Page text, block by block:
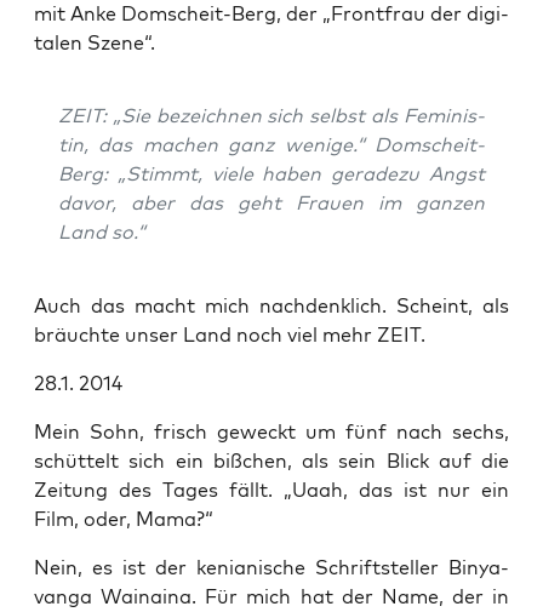
mit Anke Dom­scheit-Berg, der „Front­frau der digi­
ta­len Szene“.
ZEIT: „Sie bezeich­nen sich selbst als Femi­nis­
tin, das machen ganz weni­ge.“ Dom­scheit-
Berg: „Stimmt, vie­le haben gera­de­zu Angst
davor, aber das geht Frau­en im gan­zen
Land so.“
Auch das macht mich nach­denk­lich. Scheint, als
bräuch­te unser Land noch viel mehr ZEIT.
28.1. 2014
Mein Sohn, frisch geweckt um fünf nach sechs,
schüt­telt sich ein biß­chen, als sein Blick auf die
Zei­tung des Tages fällt. „Uaah, das ist nur ein
Film, oder, Mama?“
Nein, es ist der kenia­ni­sche Schrift­stel­ler Bin­ya­
van­ga Wai­nai­na. Für mich hat der Name, der in